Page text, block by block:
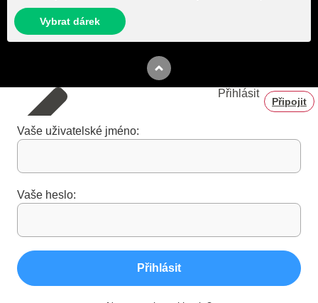
Vybrat dárek
Přihlásit
Připojit
Vaše uživatelské jméno:
Vaše heslo:
Přihlásit